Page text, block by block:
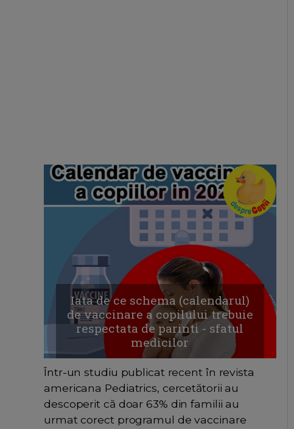
Iata de ce schema (calendarul)
de vaccinare a copilului trebuie
respectata de parinti - sfatul
medicilor
Într-un studiu publicat recent în revista
americana Pediatrics, cercetătorii au
descoperit că doar 63% din familii au
urmat corect programul de vaccinare